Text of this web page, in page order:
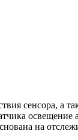
сенсора, а
освещение
на